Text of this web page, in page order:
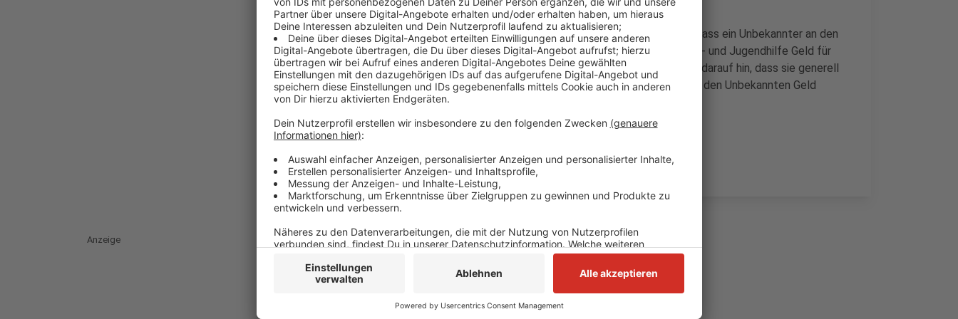
Anwohner der Oberen Flandersbach hätten die Stadt informiert, dass ein Unbekannter an den
Wohnungstüren klingelt und sagt, er sammle im Namen der Kinder- und Jugendhilfe Geld für
Kinder und Jugendliche mit Behinderung. Die Stadt Velbert weist darauf hin, dass sie generell
keine Haustürsammlungen durchführt. Geschädigte, die dem oder den Unbekannten Geld
gespendet haben, sollten Anzeige erstatten.
Anzeige